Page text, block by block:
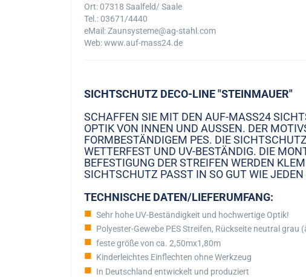
Ort: 07318 Saalfeld/ Saale
Tel.: 03671/4440
eMail: Zaunsysteme@ag-stahl.com
Web: www.auf-mass24.de
SICHTSCHUTZ DECO-LINE "STEINMAUER"
SCHAFFEN SIE MIT DEN AUF-MASS24
OPTIK VON INNEN UND AUSSEN. DER
ORMBESTÄNDIGEM PES. DIE SICHTSCHUTZ
ETTERFEST UND UV-BESTÄNDIG. DIE
EFESTIGUNG DER STREIFEN WERDEN
ICHTSCHUTZ PASST IN SO GUT WIE
TECHNISCHE DATEN/LIEFERUMFANG:
Sehr hohe UV-Beständigkeit und hochwertige Optik!
Polyester-Gewebe PES Streifen, Rückseite neutral grau
feste größe von ca. 2,50mx1,80m
Kinderleichtes Einflechten ohne Werkzeug
In Deutschland entwickelt und produziert